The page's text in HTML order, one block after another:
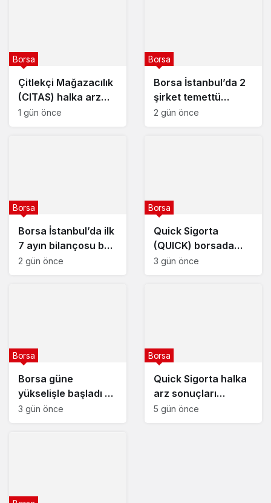
Çitlekçi Mağazacılık
(CITAS) halka arz
tarihleri açıklandı
Borsa
1 gün önce
Borsa İstanbul’da 2
şirket temettü
kararını açıkladı – 6
Borsa
2 gün önce
Borsa İstanbul’da ilk
7 ayın bilançosu belli
oldu
Borsa
2 gün önce
Quick Sigorta
(QUICK) borsada
yarın işlem görmeye
Borsa
3 gün önce
Borsa güne
yükselişle başladı –
5 Ağustos 2026
Borsa
3 gün önce
Quick Sigorta halka
arz sonuçları
açıklandı : Quick
Borsa
5 gün önce